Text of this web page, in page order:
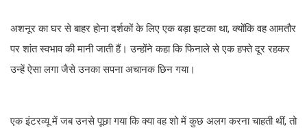
अशनूर का घर से बाहर होना दर्शकों के लिए एक बड़ा झटका था, क्योंकि वह आमतौर
पर शांत स्वभाव की मानी जाती हैं। उन्होंने कहा कि फिनाले से एक हफ्ते दूर रहकर
उन्हें ऐसा लगा जैसे उनका सपना अचानक छिन गया।
एक इंटरव्यू में जब उनसे पूछा गया कि क्या वह शो में कुछ अलग करना चाहती थीं, तो